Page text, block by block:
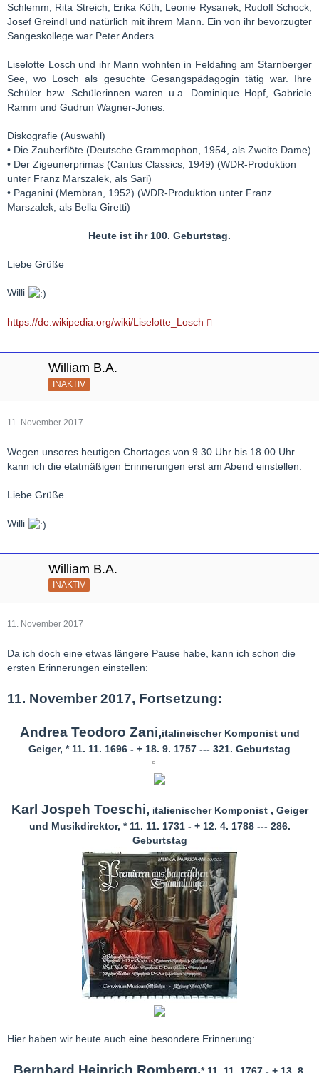
Schlemm, Rita Streich, Erika Köth, Leonie Rysanek, Rudolf Schock,
Josef Greindl und natürlich mit ihrem Mann. Ein von ihr bevorzugter
Sangeskollege war Peter Anders.
Liselotte Losch und ihr Mann wohnten in Feldafing am Starnberger
See, wo Losch als gesuchte Gesangspädagogin tätig war. Ihre
Schüler bzw. Schülerinnen waren u.a. Dominique Hopf, Gabriele
Ramm und Gudrun Wagner-Jones.
Diskografie (Auswahl)
• Die Zauberflöte (Deutsche Grammophon, 1954, als Zweite Dame)
• Der Zigeunerprimas (Cantus Classics, 1949) (WDR-Produktion
unter Franz Marszalek, als Sari)
• Paganini (Membran, 1952) (WDR-Produktion unter Franz
Marszalek, als Bella Giretti)
Heute ist ihr 100. Geburtstag.
Liebe Grüße
Willi
https://de.wikipedia.org/wiki/Liselotte_Losch
William B.A.
INAKTIV
11. November 2017
Wegen unseres heutigen Chortages von 9.30 Uhr bis 18.00 Uhr
kann ich die etatmäßigen Erinnerungen erst am Abend einstellen.
Liebe Grüße
Willi
William B.A.
INAKTIV
11. November 2017
Da ich doch eine etwas längere Pause habe, kann ich schon die
ersten Erinnerungen einstellen:
11. November 2017, Fortsetzung:
Andrea Teodoro Zani,italineischer Komponist und
Geiger, * 11. 11. 1696 - + 18. 9. 1757 --- 321. Geburtstag
Karl Jospeh Toeschi, italienischer Komponist , Geiger
und Musikdirektor, * 11. 11. 1731 - + 12. 4. 1788 --- 286.
Geburtstag
Hier haben wir heute auch eine besondere Erinnerung:
Bernhard Heinrich Romberg,